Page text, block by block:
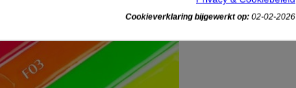
Cookieverklaring bijgewerkt op: 02-02-2026